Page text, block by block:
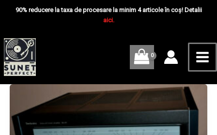
90% reducere la taxa de procesare la minim 4 articole în coș! Detalii
aici.